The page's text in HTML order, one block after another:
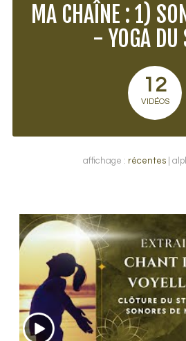
MA CHAÎNE : 1)
- YOGA DU
12
VIDÉOS
affichage : récentes|